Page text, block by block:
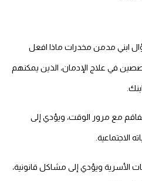
ابني مدمن مخدرات ماذا افعل
في علاج الإدمان، الذين يمكنهم
مع مرور الوقت، ويؤدي إلى
الاجتماعية.
الأسرية ويؤدي إلى مشاكل قانونية،